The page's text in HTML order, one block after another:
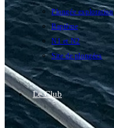
Plongée exploration
Baptême
N1 et N2
Site de plongées
Le Club